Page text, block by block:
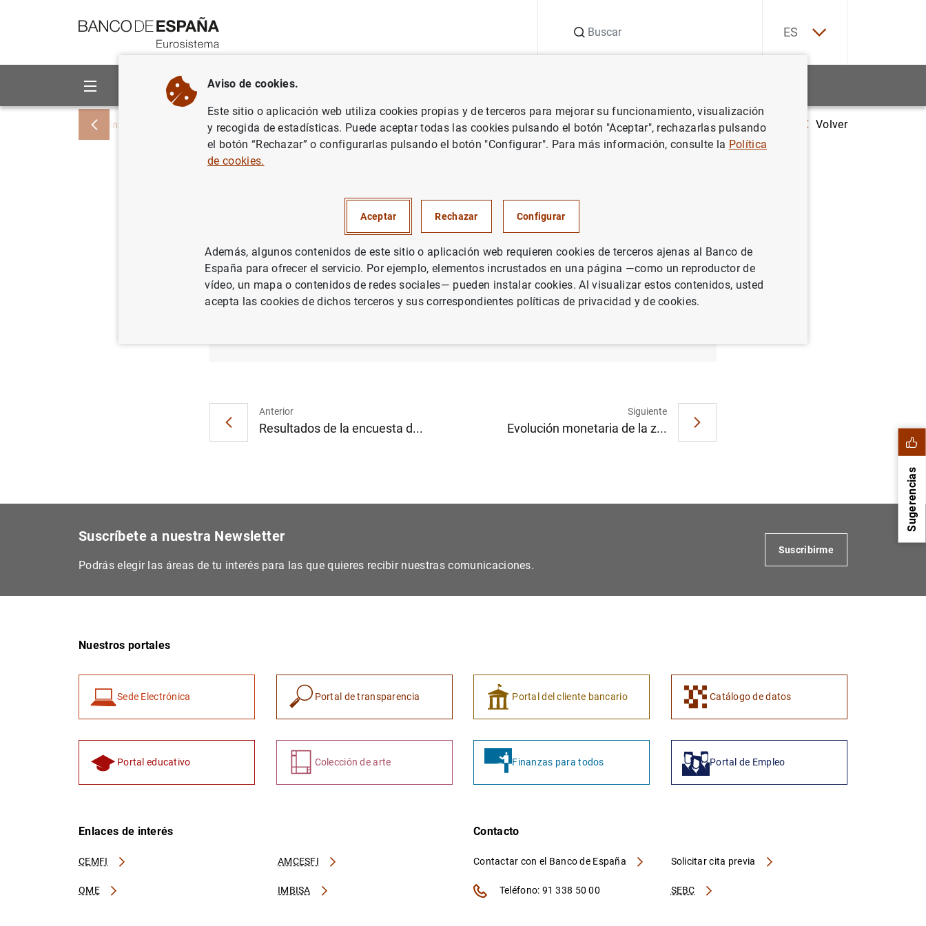
ES
Sobre el Banco Áreas de actuación
Inicio Noticias y eventos Noticias del Banco Central Europeo Notas de prensa del Banco Central Europeo El BCE adopta un dictamen sobre el nombramiento de su futura
Volver
nombramiento de su futura presidenta
25/07/2019 BCE, EUROSISTEMA
Anterior
Resultados de la encuesta d...
Siguiente
Evolución monetaria de la z...
Sugerencias
Suscríbete a nuestra Newsletter
Podrás elegir las áreas de tu interés para las que quieres recibir nuestras comunicaciones.
Suscribirme
Nuestros portales
Sede Electrónica Portal de transparencia Portal del cliente bancario Catálogo de datos
Portal educativo Colección de arte Finanzas para todos Portal de Empleo
Enlaces de interés
CEMFI AMCESFI
OME IMBISA
Contacto
Contactar con el Banco de España
SEBC
Solicitar cita previa
Teléfono: 91 338 50 00
Aviso de cookies.
Este sitio o aplicación web utiliza cookies propias y de terceros para mejorar su funcionamiento, visualización
y recogida de estadísticas. Puede aceptar todas las cookies pulsando el botón "Aceptar", rechazarlas pulsando
el botón “Rechazar” o configurarlas pulsando el botón "Configurar". Para más información, consulte la Política
de cookies.
Aceptar Rechazar Configurar
Además, algunos contenidos de este sitio o aplicación web requieren cookies de terceros ajenas al Banco de
España para ofrecer el servicio. Por ejemplo, elementos incrustados en una página —como un reproductor de
vídeo, un mapa o contenidos de redes sociales— pueden instalar cookies. Al visualizar estos contenidos, usted
acepta las cookies de dichos terceros y sus correspondientes políticas de privacidad y de cookies.